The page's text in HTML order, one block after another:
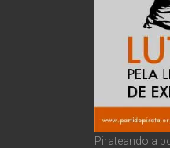
Pirateando a